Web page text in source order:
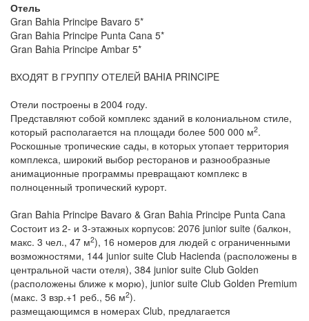
Отель
Gran Bahia Principe Bavaro 5*
Gran Bahia Principe Punta Cana 5*
Gran Bahia Principe Ambar 5*
ВХОДЯТ В ГРУППУ ОТЕЛЕЙ BAHIA PRINCIPE
Отели построены в 2004 году.
Представляют собой комплекс зданий в колониальном стиле,
который располагается на площади более 500 000 м2.
Роскошные тропические сады, в которых утопает территория
комплекса, широкий выбор ресторанов и разнообразные
анимационные программы превращают комплекс в
полноценный тропический курорт.
Gran Bahia Principe Bavaro & Gran Bahia Principe Punta Cana
Состоит из 2- и 3-этажных корпусов: 2076 junior suite (балкон,
макс. 3 чел., 47 м2), 16 номеров для людей с ограниченными
возможностями, 144 junior suite Club Hacienda (расположены в
центральной части отеля), 384 junior suite Club Golden
(расположены ближе к морю), junior suite Club Golden Premium
(макс. 3 взр.+1 реб., 56 м2).
размещающимся в номерах Club, предлагается